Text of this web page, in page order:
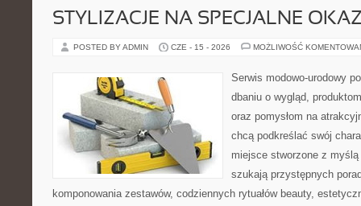
STYLIZACJE NA SPECJALNE
POSTED BY ADMIN CZE - 15 - 2026 MOŻLIWOŚĆ
Serwis modowo-urodowy
dbaniu o wygląd,
oraz pomysłom na
chcą podkreślać swój
miejsce stworzone z
szukają przystępnych
komponowania zestawów, codziennych rytuałów beauty,